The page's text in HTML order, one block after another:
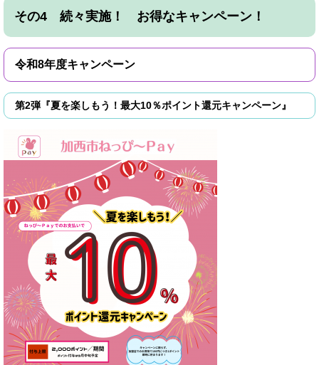
その4 続々実施！ お得なキャンペーン！
令和8年度キャンペーン
第2弾『夏を楽しもう！最大10％ポイント還元キャンペーン』